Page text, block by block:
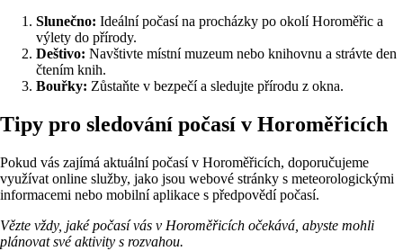
Slunečno: Ideální počasí na procházky po okolí Horoměřic a
výlety do přírody.
Deštivo: Navštivte místní muzeum nebo knihovnu a strávte den
čtením knih.
Bouřky: Zůstaňte v bezpečí a sledujte přírodu z okna.
Tipy pro sledování počasí v Horoměřicích
Pokud vás zajímá aktuální počasí v Horoměřicích, doporučujeme
využívat online služby, jako jsou webové stránky s meteorologickými
informacemi nebo mobilní aplikace s předpovědí počasí.
Vězte vždy, jaké počasí vás v Horoměřicích očekává, abyste mohli
plánovat své aktivity s rozvahou.